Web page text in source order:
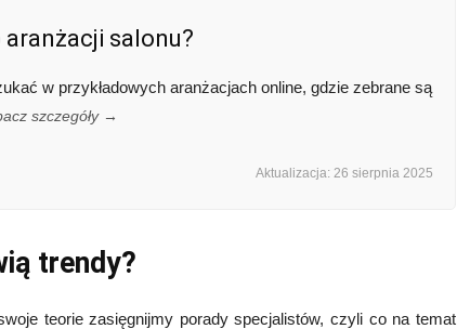
salonu?
w przykładowych aranżacjach online, gdzie zebrane są
szczegóły →
Aktualizacja: 26 sierpnia 2025
trendy?
teorie zasięgnijmy porady specjalistów, czyli co na temat